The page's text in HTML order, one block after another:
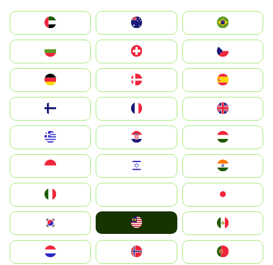
الإمارات العربية المتحدة
Switzerland
Deutschland
United Kingdom
Magyarország
South Korea